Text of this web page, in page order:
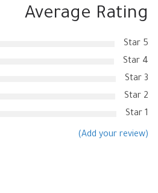
Average Rating
5 Star
4 Star
3 Star
2 Star
1 Star
(Add your review)